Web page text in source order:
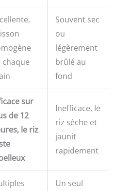
chaque
Souvent sec
ou
légèrement
brûlé au
fond
sur
de 12
le riz
Inefficace, le
riz sèche et
jaunit
rapidement
Un seul